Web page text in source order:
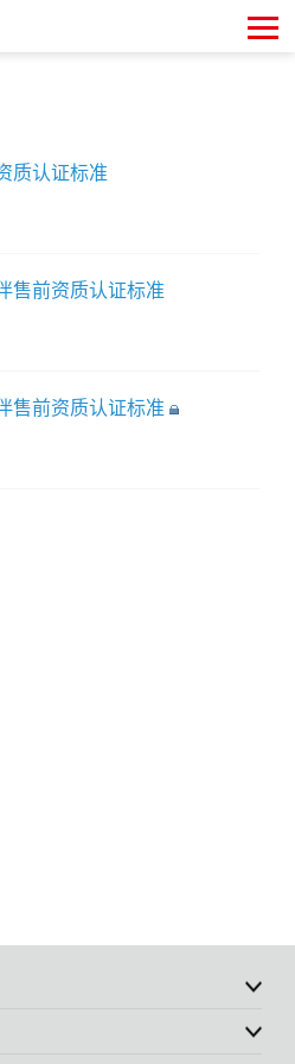
质认证标准
售前资质认证标准
售前资质认证标准